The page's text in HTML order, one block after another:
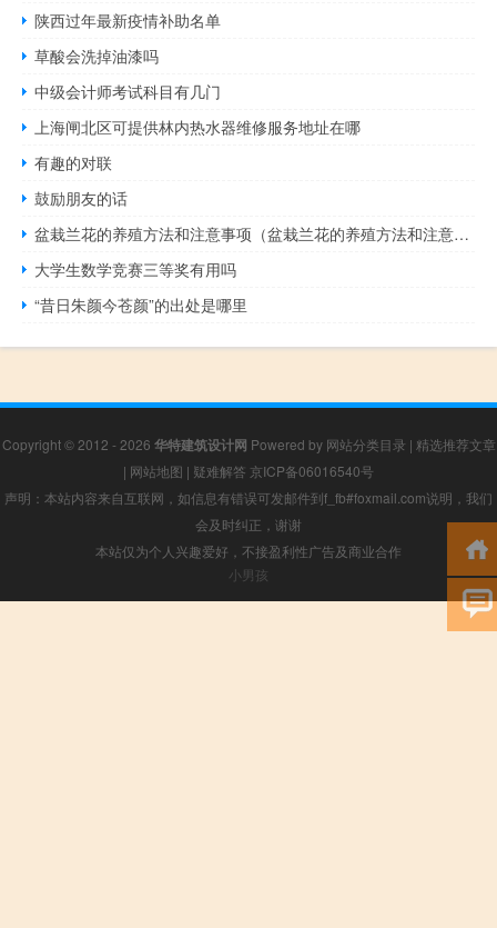
陕西过年最新疫情补助名单
草酸会洗掉油漆吗
中级会计师考试科目有几门
上海闸北区可提供林内热水器维修服务地址在哪
有趣的对联
鼓励朋友的话
盆栽兰花的养殖方法和注意事项（盆栽兰花的养殖方法和注意事项）
大学生数学竞赛三等奖有用吗
“昔日朱颜今苍颜”的出处是哪里
Copyright © 2012 - 2026 华特建筑设计网 Powered by 网站分类目录 | 精选推荐文章
| 网站地图 | 疑难解答 京ICP备06016540号
声明：本站内容来自互联网，如信息有错误可发邮件到f_fb#foxmail.com说明，我们
会及时纠正，谢谢
本站仅为个人兴趣爱好，不接盈利性广告及商业合作
小男孩